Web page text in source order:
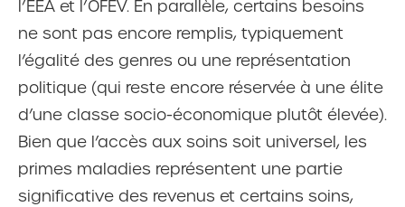
l’EEA et l’OFEV. En parallèle, certains besoins
ne sont pas encore remplis, typiquement
l’égalité des genres ou une représentation
politique (qui reste encore réservée à une élite
d’une classe socio-économique plutôt élevée).
Bien que l’accès aux soins soit universel, les
primes maladies représentent une partie
significative des revenus et certains soins,